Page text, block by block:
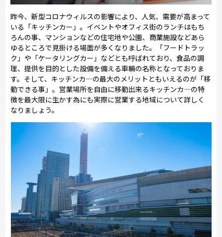
昨今、新型コロナウィルスの影響により、人気、需要が高まって
いる「キッチンカー」。イベントやオフィス街のランチはもち
ろんの事、マンションなどの住宅地や公園、商業施設などあら
ゆるところで見掛ける場面が多くなりました。「フードトラッ
ク」や「ケータリングカー」などとも呼ばれており、食品の調
理、提供を目的とした設備を備える車輛の名称となっておりま
す。そして、キッチンカ―の最大のメリットともいえるのが「移
動できる事」。営業場所を自由に移動出来るキッチンカ―の特
徴を最大限に生かす為にも実際に営業する地域について詳しく
なりましょう。